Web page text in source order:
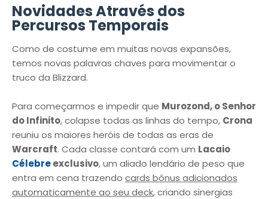
Novidades Através dos
Percursos Temporais
Como de costume em muitas novas expansões,
temos novas palavras chaves para movimentar o
truco da Blizzard.
Para começarmos e impedir que Murozond, o Senhor
do Infinito, colapse todas as linhas do tempo, Crona
reuniu os maiores heróis de todas as eras de
Warcraft. Cada classe contará com um Lacaio
Célebreexclusivo, um aliado lendário de peso que
entra em cena trazendo cards bônus adicionados
automaticamente ao seu deck, criando sinergias